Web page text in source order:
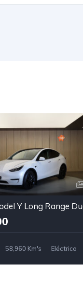
58,960 Km's Eléctrico